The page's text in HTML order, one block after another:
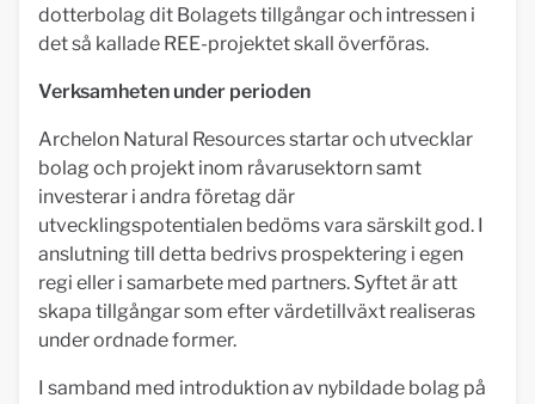
dotterbolag dit Bolagets tillgångar och intressen i
det så kallade REE-projektet skall överföras.
Verksamheten under perioden
Archelon Natural Resources startar och utvecklar
bolag och projekt inom råvarusektorn samt
investerar i andra företag där
utvecklingspotentialen bedöms vara särskilt god. I
anslutning till detta bedrivs prospektering i egen
regi eller i samarbete med partners. Syftet är att
skapa tillgångar som efter värdetillväxt realiseras
under ordnade former.
I samband med introduktion av nybildade bolag på